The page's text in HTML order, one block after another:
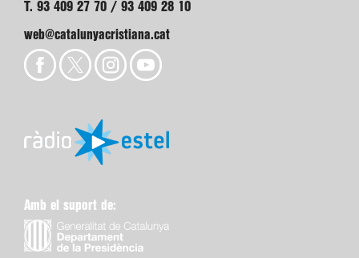
T. 93 409 27 70 / 93 409 28 10
web@catalunyacristiana.cat
Amb el suport de: